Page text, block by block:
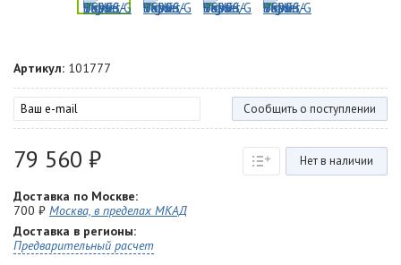
Артикул: 101777
Сообщить о поступлении
79 560 ₽ Нет в наличии
Доставка по Москве:
700 ₽ Москва, в пределах МКАД
Доставка в регионы:
Предварительный расчет